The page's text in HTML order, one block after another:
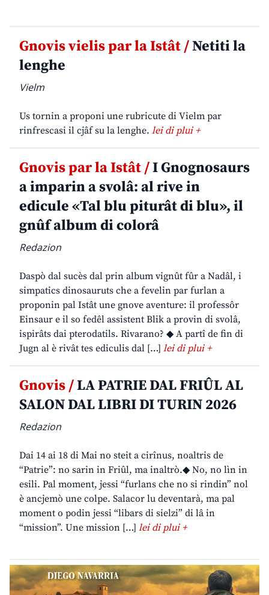
Gnovis vielis par la Istât /Netiti la
lenghe
Vielm
Us tornin a proponi une rubricute di Vielm par
rinfrescasi il cjâf su la lenghe. lei di plui +
Gnovis par la Istât /I Gnognosaurs
a imparin a svolâ: al rive in
edicule «Tal blu piturât di blu», il
gnûf album di colorâ
Redazion
Daspò dal sucès dal prin album vignût fûr a Nadâl, i
simpatics dinosauruts che a fevelin par furlan a
proponin pal Istât une gnove aventure: il professôr
Einsaur e il so fedêl assistent Blik a provin di svolâ,
ispirâts dai pterodatils. Rivarano? ◆ A partî de fin di
Jugn al è rivât tes ediculis dal […] lei di plui +
Gnovis /LA PATRIE DAL FRIÛL AL
SALON DAL LIBRI DI TURIN 2026
Redazion
Dai 14 ai 18 di Mai no steit a cirînus, noaltris de
“Patrie”: no sarin in Friûl, ma inaltrò.◆ No, no lìn in
esili. Pal moment, jessi “furlans che no si rindin” nol
è ancjemò une colpe. Salacor lu deventarà, ma pal
moment o podin jessi “libars di sielzi” di lâ in
“mission”. Une mission […] lei di plui +